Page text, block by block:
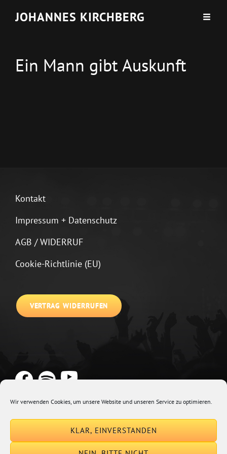
Wir verwenden Cookies, um unsere Website und unseren Service zu optimieren.
KLAR, EINVERSTANDEN
JOHANNES KIRCHBERG
Ein Mann gibt Auskunft
Kontakt
Impressum + Datenschutz
AGB / WIDERRUF
Cookie-Richtlinie (EU)
VERTRAG WIDERRUFEN
Euphony By Catch Themes